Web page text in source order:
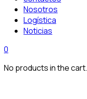
Nosotros
Logística
Noticias
0
No products in the cart.